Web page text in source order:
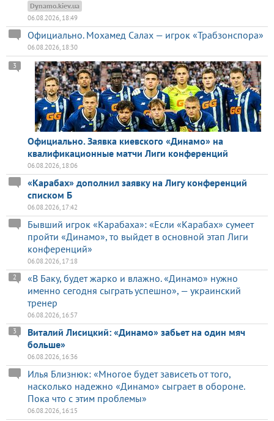
Dynamo.kiev.ua
06.08.2026, 18:49
Официально. Мохамед Салах — игрок «Трабзонспора»
06.08.2026, 18:30
Официально. Заявка киевского «Динамо» на
квалификационные матчи Лиги конференций
3
06.08.2026, 18:06
«Карабах» дополнил заявку на Лигу конференций
списком Б
06.08.2026, 17:42
Бывший игрок «Карабаха»: «Если «Карабах» сумеет
пройти «Динамо», то выйдет в основной этап Лиги
конференций»
06.08.2026, 17:18
«В Баку, будет жарко и влажно. «Динамо» нужно
именно сегодня сыграть успешно», — украинский
тренер
2
06.08.2026, 16:57
Виталий Лисицкий: «Динамо» забьет на один мяч
больше»
3
06.08.2026, 16:36
Илья Близнюк: «Многое будет зависеть от того,
насколько надежно «Динамо» сыграет в обороне.
Пока что с этим проблемы»
06.08.2026, 16:15